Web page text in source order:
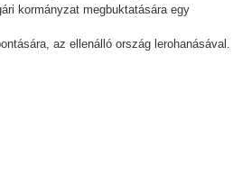
kormányzat megbuktatására egy
az ellenálló ország lerohanásával.